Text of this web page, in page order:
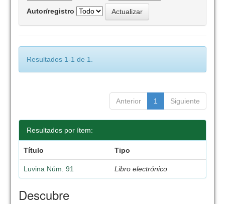
Autor/registro
Resultados 1-1 de 1.
Anterior 1 Siguiente
Resultados por ítem:
Título Tipo
Luvina Núm. 91 Libro electrónico
Descubre